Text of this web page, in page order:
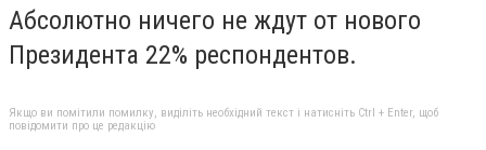
Абсолютно ничего не ждут от нового
Президента 22% респондентов.
Якщо ви помітили помилку, виділіть необхідний текст і натисніть Ctrl + Enter, щоб
повідомити про це редакцію